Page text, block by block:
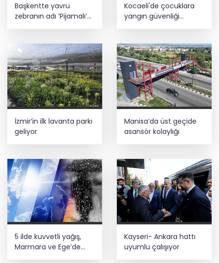
Başkentte yavru
zebranın adı ‘Pijamalı’
Kocaeli'de çocuklara
yangın güvenliği
İzmir’in ilk lavanta parkı
geliyor
Manisa’da üst geçide
asansör kolaylığı
5 ilde kuvvetli yağış,
Marmara ve Ege’de
rüzgar alarmı!
Kayseri- Ankara hattı
uyumlu çalışıyor